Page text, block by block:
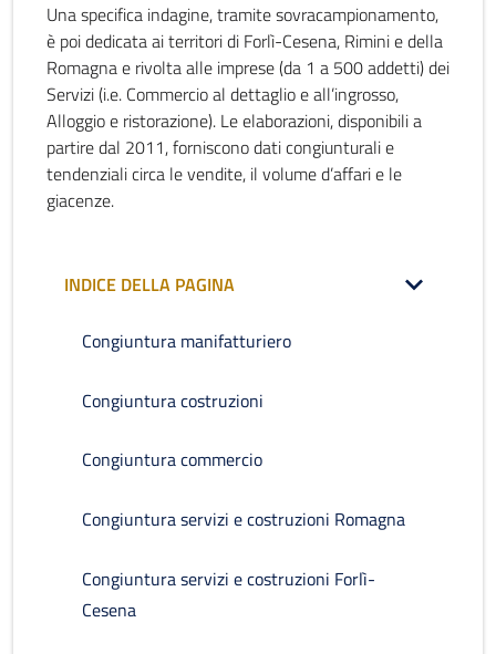
Una specifica indagine, tramite sovracampionamento,
è poi dedicata ai territori di Forlì-Cesena, Rimini e della
Romagna e rivolta alle imprese (da 1 a 500 addetti) dei
Servizi (i.e. Commercio al dettaglio e all’ingrosso,
Alloggio e ristorazione). Le elaborazioni, disponibili a
partire dal 2011, forniscono dati congiunturali e
tendenziali circa le vendite, il volume d’affari e le
giacenze.
INDICE DELLA PAGINA
Congiuntura manifatturiero
Congiuntura costruzioni
Congiuntura commercio
Congiuntura servizi e costruzioni Romagna
Congiuntura servizi e costruzioni Forlì-
Cesena